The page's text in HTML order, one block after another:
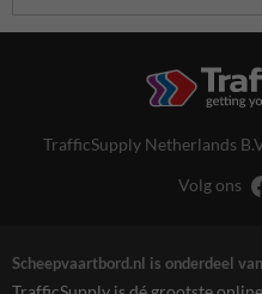
TrafficSupply Netherlands
Volg ons
Scheepvaartbord.nl is onderdeel